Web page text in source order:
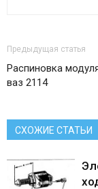
Предыдущая статья
Распиновка
ваз 2114
СХОЖИЕ СТАТЬИ